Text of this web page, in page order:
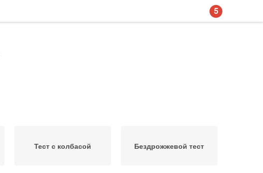
Тест с колбасой Бездрожжевой тест
5